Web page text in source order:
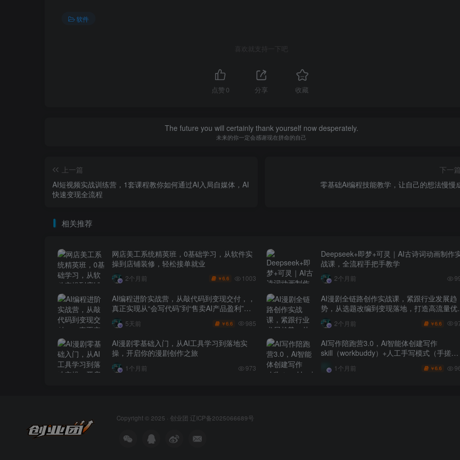
软件
喜欢就支持一下吧
点赞 0 分享 收藏
The future you will certainly thank yourself now desperately.
未来的你一定会感谢现在拼命的自己
上一篇
AI短视频实战训练营，1套课程教你如何通过AI入局自媒体，AI
快速变现全流程
下一
零基础Ai编程技能教学，让自己的想法慢慢
相关推荐
网店美工系统精英班，0基础学习，从软件实
操到店铺装修，轻松接单就业
2个月前 ￥6.6 1003
Deepseek+即梦+可灵｜AI古诗词动画制作
战课，全流程手把手教学
2个月前
AI编程进阶实战营，从敲代码到变现交付，，
真正实现从“会写代码”到“售卖AI产品盈利”的
跨越
5天前 ￥6.6 985
AI漫剧全链路创作实战课，紧跟行业发展趋
势，从选题改编到变现落地，打造高流量优
作品
2个月前 ￥6.6
AI漫剧零基础入门，从AI工具学习到落地实
操，开启你的漫剧创作之旅
1个月前 973
AI写作陪跑营3.0，Ai智能体创建写作
skill（workbuddy）+人工手写模式（手搓模
号） 1个月前 ￥6.6
Copyright © 2025 · 创业团 辽ICP备2025066689号